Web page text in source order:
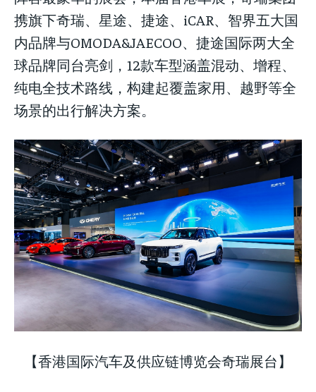
携旗下奇瑞、星途、捷途、iCAR、智界五大国
内品牌与OMODA&JAECOO、捷途国际两大全
球品牌同台亮剑，12款车型涵盖混动、增程、
纯电全技术路线，构建起覆盖家用、越野等全
场景的出行解决方案。
【香港国际汽车及供应链博览会奇瑞展台】